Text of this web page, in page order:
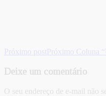
Próximo post Próximo Coluna
Deixe um comentário
O seu endereço de e-mail não